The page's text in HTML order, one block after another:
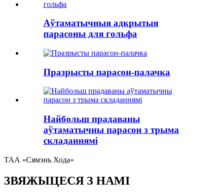
Аўтаматычныя адкрытыя
парасоны для гольфа
Празрысты парасон-палачка
Найбольш прадаваны
аўтаматычны парасон з трыма
складаннямі
ТАА «Сямэнь Хода»
ЗВЯЖЫЦЕСЯ З НАМІ